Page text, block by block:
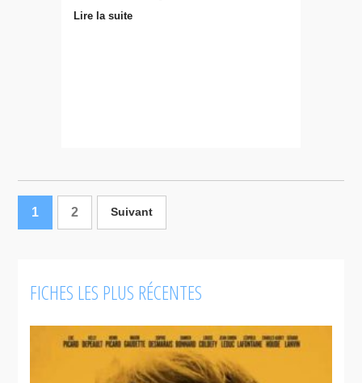
Lire la suite
1 2 Suivant
FICHES LES PLUS RÉCENTES